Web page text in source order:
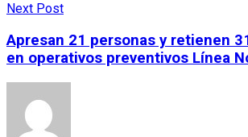
Next Post
Apresan 21 personas y retienen
en operativos preventivos Línea